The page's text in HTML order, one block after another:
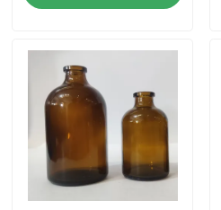
Su di noi
Visita alla fabbrica
Controllo della qualità
Contattaci